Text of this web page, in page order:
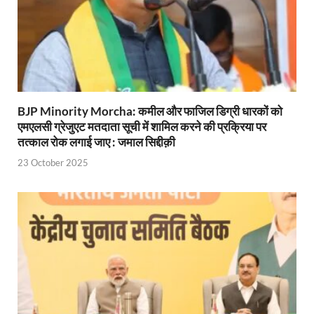
Shri Krishna Jaman bhumi: श्रीकृष्ण जन्मभूमि के
आईएसबीटी-मसूरी डायवर्जन कॉरिडोर का स्थलीय निरीक्षण
India AI Impact Summit 2026: एमआईबी का पवेलियन
UP Budget 2026- 27: योगी सरकार का सेफ्टी,
UP Budget 2026: आवास एवं शहरी नियोजन के लिए
Guskhor Pandit: घूसखोर पंडत’ फिल्म के निर्देशक व
Union Budget Update: केंद्रीय बजट उत्तर प्रदेश के
Job Scheme For Youth: धामी सरकार ने प्रति माह
BJP Minority Morcha: कमील और फाजिल डिग्री धारकों को
एमएलसी ग्रेजुएट मतदाता सूची में शामिल करने की प्रक्रिया पर
तत्काल रोक लगाई जाए : जमाल सिद्दीक़ी
23 October 2025